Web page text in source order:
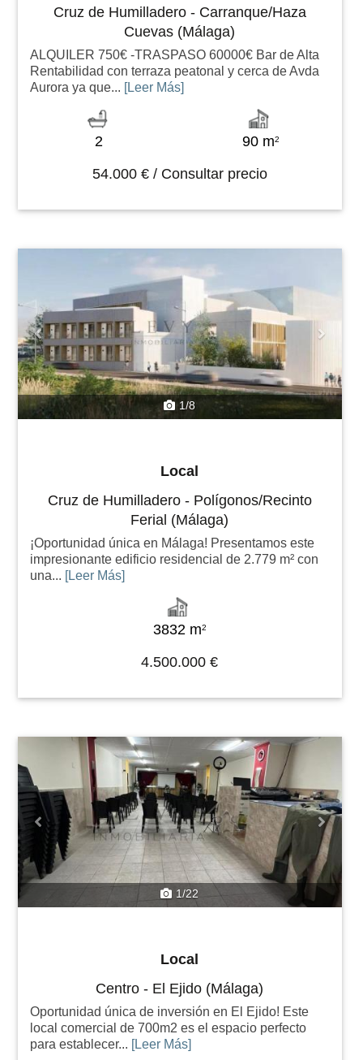
Cruz de Humilladero - Carranque/Haza
Cuevas (Málaga)
ALQUILER 750€ -TRASPASO 60000€ Bar de Alta
Rentabilidad con terraza peatonal y cerca de Avda
Aurora ya que... [Leer Más]
2 90 m2
54.000 € / Consultar precio
1/8
Local
Cruz de Humilladero - Polígonos/Recinto
Ferial (Málaga)
¡Oportunidad única en Málaga! Presentamos este
impresionante edificio residencial de 2.779 m² con
una... [Leer Más]
3832 m2
4.500.000 €
1/22
Previous Next
Local
Centro - El Ejido (Málaga)
Oportunidad única de inversión en El Ejido! Este
local comercial de 700m2 es el espacio perfecto
para establecer... [Leer Más]